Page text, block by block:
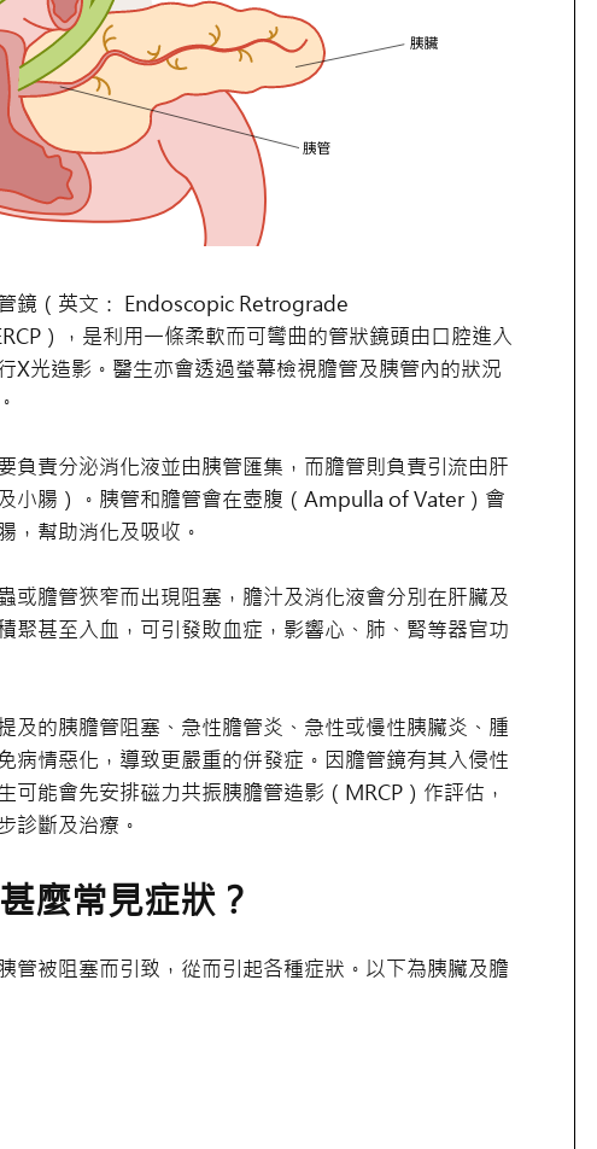
鏡（英文： Endoscopic Retrograde
），是利用一條柔軟而可彎曲的管狀鏡頭由口腔進入
X光造影。醫生亦會透過螢幕檢視膽管及胰管內的狀況
負責分泌消化液並由胰管匯集，而膽管則負責引流由肝
小腸）。胰管和膽管會在壺腹（Ampulla of Vater）會
，幫助消化及吸收。
或膽管狹窄而出現阻塞，膽汁及消化液會分別在肝臟及
聚甚至入血，可引發敗血症，影響心、肺、腎等器官功
及的胰膽管阻塞、急性膽管炎、急性或慢性胰臟炎、腫
病情惡化，導致更嚴重的併發症。因膽管鏡有其入侵性
可能會先安排磁力共振胰膽管造影（MRCP）作評估，
診斷及治療。
麼常見症狀？
管被阻塞而引致，從而引起各種症狀。以下為胰臟及膽